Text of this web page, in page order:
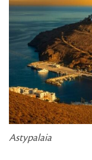
Astypalaia